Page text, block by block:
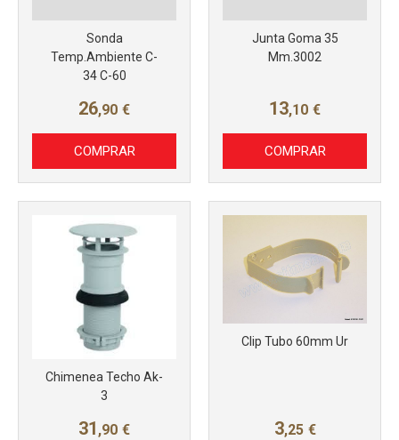
Sonda
Temp.Ambiente C-
34 C-60
26,90 €
COMPRAR
Junta Goma 35
Mm.3002
13,10 €
COMPRAR
Chimenea Techo Ak-
3
31 ,90 €
Clip Tubo 60mm Ur
3,25 €